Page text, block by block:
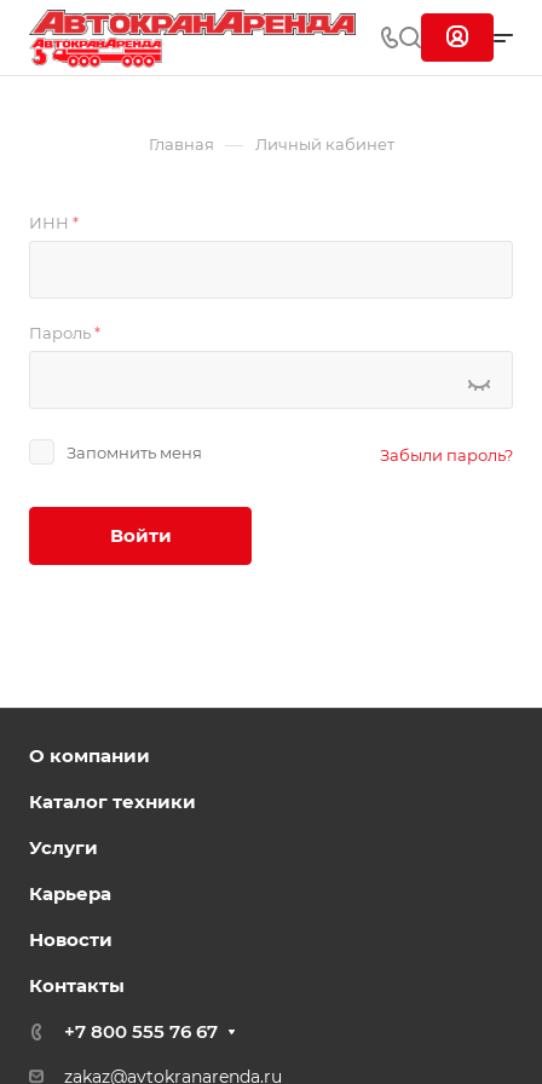
Главная — Личный кабинет
ИНН *
Пароль*
Запомнить меня Забыли пароль?
Войти
О компании
Каталог техники
Услуги
Карьера
Новости
Контакты
+7 800 555 76 67
zakaz@avtokranarenda.ru